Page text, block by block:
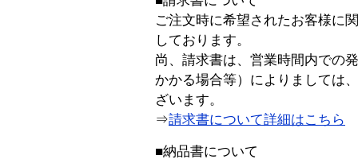
ご注文時に希望されたお客様に
しております。
尚、請求書は、営業時間内での
かかる場合等）によりましては
ざいます。
⇒請求書について詳細はこちら
■納品書について